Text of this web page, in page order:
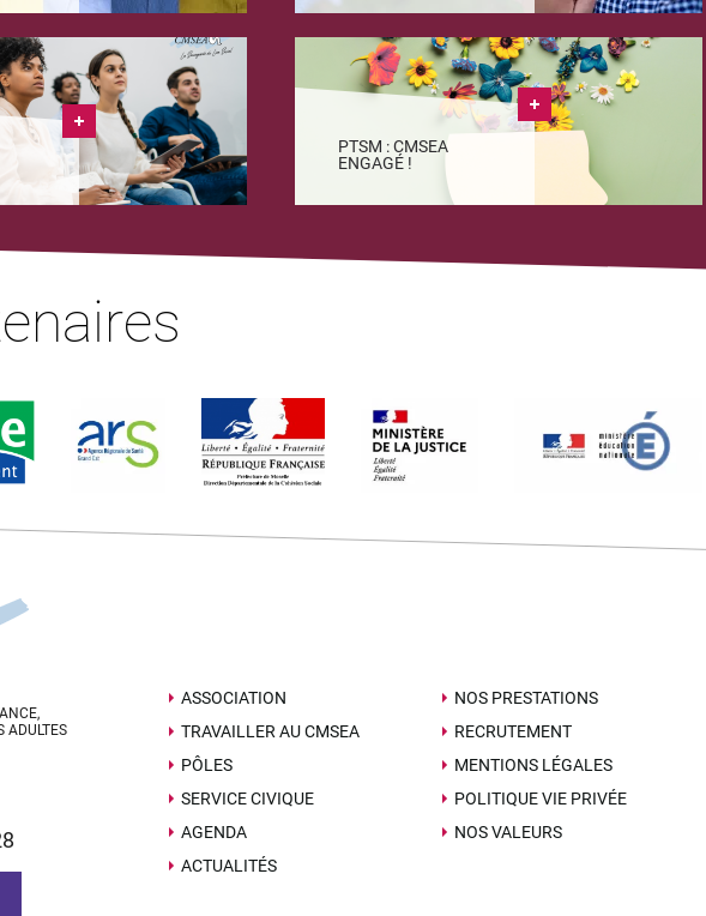
PTSM : CMSEA
ENGAGÉ !
ADULTES
ASSOCIATION
TRAVAILLER AU CMSEA
PÔLES
SERVICE CIVIQUE
AGENDA
ACTUALITÉS
NOS PRESTATIONS
RECRUTEMENT
MENTIONS LÉGALES
POLITIQUE VIE PRIVÉE
NOS VALEURS